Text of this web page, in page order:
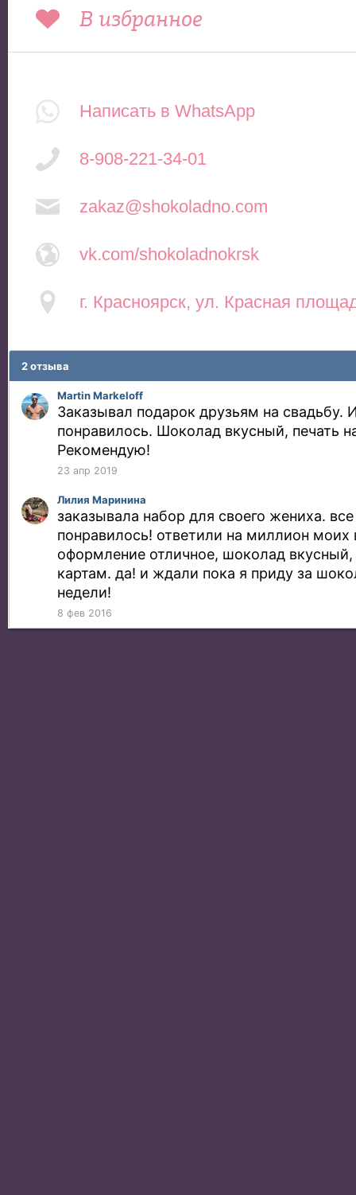
В избранное
Написать в WhatsApp
8-908-221-34-01
zakaz@shokoladno.com
vk.com/shokoladnokrsk
г. Красноярск, ул. Красная
2 отзыва
Martin Markeloff
Заказывал подарок друзьям на свадьбу.
понравилось. Шоколад вкусный, печать
Рекомендую!
23 апр 2019
Лилия Маринина
заказывала набор для своего жениха.
понравилось! ответили на миллион моих
оформление отличное, шоколад вкусный,
картам. да! и ждали пока я приду за
недели!
8 фев 2016